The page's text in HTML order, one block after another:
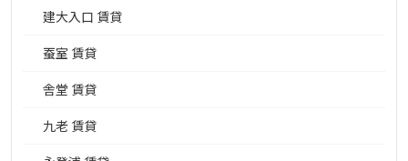
建大入口 賃貸
蚕室 賃貸
舎堂 賃貸
九老 賃貸